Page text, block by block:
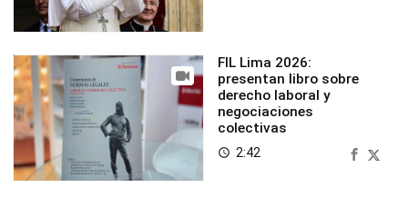
FIL Lima 2026:
presentan libro sobre
derecho laboral y
negociaciones
colectivas
access_time 2:42